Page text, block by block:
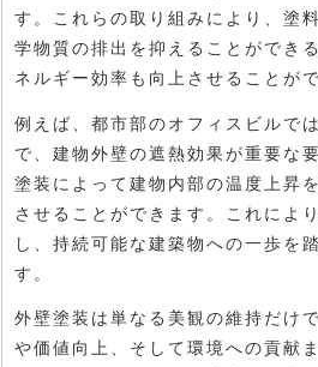
す。これらの取り組みにより、塗
学物質の排出を抑えることができ
ネルギー効率も向上させることが
例えば、都市部のオフィスビルで
で、建物外壁の遮熱効果が重要な
塗装によって建物内部の温度上昇
させることができます。これによ
し、持続可能な建築物への一歩を
す。
外壁塗装は単なる美観の維持だけ
や価値向上、そして環境への貢献